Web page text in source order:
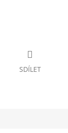
SDÍLET